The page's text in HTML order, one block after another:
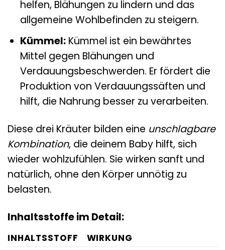
helfen, Blähungen zu lindern und das
allgemeine Wohlbefinden zu steigern.
Kümmel:Kümmel ist ein bewährtes
Mittel gegen Blähungen und
Verdauungsbeschwerden. Er fördert die
Produktion von Verdauungssäften und
hilft, die Nahrung besser zu verarbeiten.
Diese drei Kräuter bilden eine unschlagbare
Kombination, die deinem Baby hilft, sich
wieder wohlzufühlen. Sie wirken sanft und
natürlich, ohne den Körper unnötig zu
belasten.
Inhaltsstoffe im Detail:
INHALTSSTOFF
WIRKUNG